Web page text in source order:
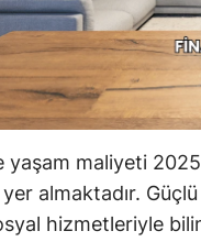
yaşam maliyeti
yer almaktadır.
hizmetleriyle